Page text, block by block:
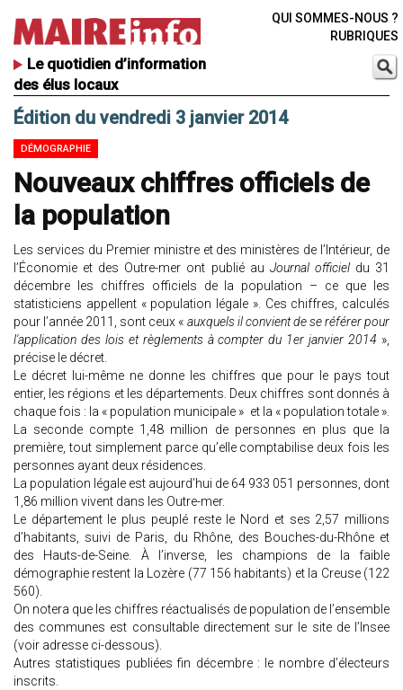
Le quotidien d’information
des élus locaux
QUI SOMMES-NOUS ?
RUBRIQUES
Édition du vendredi 3 janvier 2014
DÉMOGRAPHIE
Nouveaux chiffres officiels de
la population
Les services du Premier ministre et des ministères de l’Intérieur, de
l’Économie et des Outre-mer ont publié au Journal officieldu 31
décembre les chiffres officiels de la population – ce que les
statisticiens appellent « population légale ». Ces chiffres, calculés
pour l’année 2011, sont ceux « auxquels il convient de se référer pour
l'application des lois et règlements à compter du 1er janvier 2014 »,
précise le décret.
Le décret lui-même ne donne les chiffres que pour le pays tout
entier, les régions et les départements. Deux chiffres sont donnés à
chaque fois : la « population municipale » et la « population totale ».
La seconde compte 1,48 million de personnes en plus que la
première, tout simplement parce qu’elle comptabilise deux fois les
personnes ayant deux résidences.
La population légale est aujourd’hui de 64 933 051 personnes, dont
1,86 million vivent dans les Outre-mer.
Le département le plus peuplé reste le Nord et ses 2,57 millions
d’habitants, suivi de Paris, du Rhône, des Bouches-du-Rhône et
des Hauts-de-Seine. À l’inverse, les champions de la faible
démographie restent la Lozère (77 156 habitants) et la Creuse (122
560).
On notera que les chiffres réactualisés de population de l’ensemble
des communes est consultable directement sur le site de l’Insee
(voir adresse ci-dessous).
Autres statistiques publiées fin décembre : le nombre d’électeurs
inscrits.